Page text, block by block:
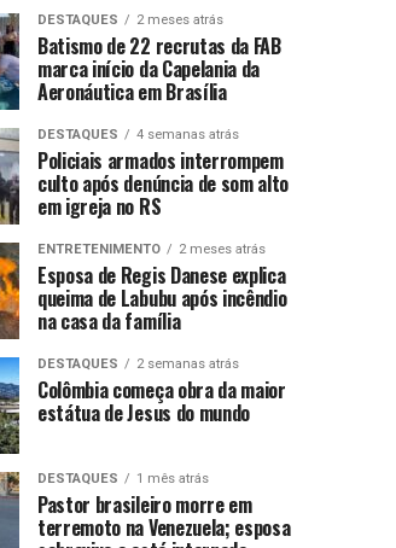
DESTAQUES 2 meses atrás
Batismo de 22 recrutas da FAB
marca início da Capelania da
Aeronáutica em Brasília
DESTAQUES 4 semanas atrás
Policiais armados interrompem
culto após denúncia de som alto
em igreja no RS
ENTRETENIMENTO 2 meses atrás
Esposa de Regis Danese explica
queima de Labubu após incêndio
na casa da família
DESTAQUES 2 semanas atrás
Colômbia começa obra da maior
estátua de Jesus do mundo
DESTAQUES 1 mês atrás
Pastor brasileiro morre em
terremoto na Venezuela; esposa